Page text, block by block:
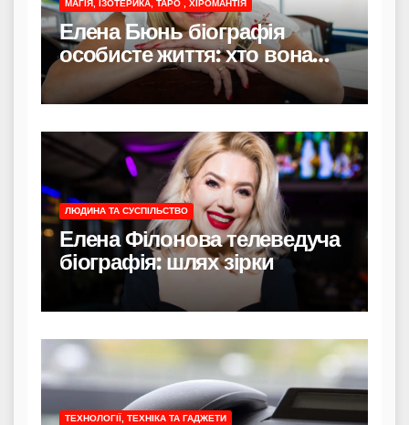
МАГІЯ, ІЗОТЕРИКА, ТАРО , ХІРОМАНТІЯ
Елена Бюнь біографія
особисте життя: хто вона
насправді
ЛЮДИНА ТА СУСПІЛЬСТВО
Елена Філонова телеведуча
біографія: шлях зірки
ТЕХНОЛОГІЇ, ТЕХНІКА ТА ГАДЖЕТИ